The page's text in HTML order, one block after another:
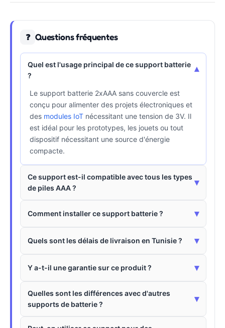
❓ Questions fréquentes
Quel est l'usage principal de ce support batterie
?
▾
Le support batterie 2xAAA sans couvercle est
conçu pour alimenter des projets électroniques et
des modules IoT nécessitant une tension de 3V. Il
est idéal pour les prototypes, les jouets ou tout
dispositif nécessitant une source d'énergie
compacte.
Ce support est-il compatible avec tous les types
de piles AAA ?
▾
Comment installer ce support batterie ? ▾
Quels sont les délais de livraison en Tunisie ? ▾
Y a-t-il une garantie sur ce produit ? ▾
Quelles sont les différences avec d'autres
supports de batterie ?
▾